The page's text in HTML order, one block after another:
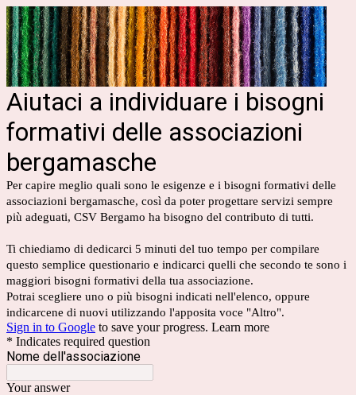
Aiutaci a individuare i bisogni
formativi delle associazioni
bergamasche
Per capire meglio quali sono le esigenze e i bisogni formativi delle
associazioni bergamasche, così da poter progettare servizi sempre
più adeguati, CSV Bergamo ha bisogno del contributo di tutti.
Ti chiediamo di dedicarci 5 minuti del tuo tempo per compilare
questo semplice questionario e indicarci quelli che secondo te sono i
maggiori bisogni formativi della tua associazione.
Potrai scegliere uno o più bisogni indicati nell'elenco, oppure
indicarcene di nuovi utilizzando l'apposita voce "Altro".
Sign in to Google to save your progress. Learn more
* Indicates required question
Nome dell'associazione
Your answer